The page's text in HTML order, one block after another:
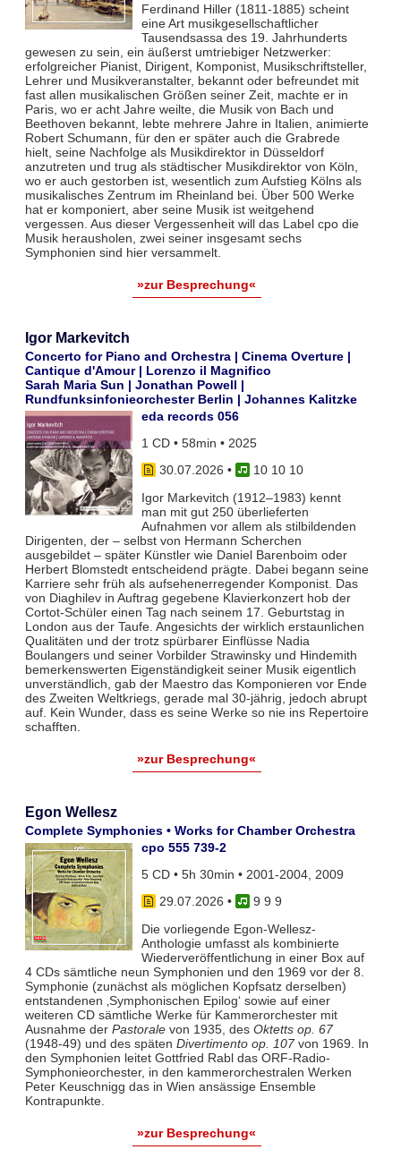
Ferdinand Hiller (1811-1885) scheint
eine Art musikgesellschaftlicher
Tausendsassa des 19. Jahrhunderts
gewesen zu sein, ein äußerst umtriebiger Netzwerker:
erfolgreicher Pianist, Dirigent, Komponist, Musikschriftsteller,
Lehrer und Musikveranstalter, bekannt oder befreundet mit
fast allen musikalischen Größen seiner Zeit, machte er in
Paris, wo er acht Jahre weilte, die Musik von Bach und
Beethoven bekannt, lebte mehrere Jahre in Italien, animierte
Robert Schumann, für den er später auch die Grabrede
hielt, seine Nachfolge als Musikdirektor in Düsseldorf
anzutreten und trug als städtischer Musikdirektor von Köln,
wo er auch gestorben ist, wesentlich zum Aufstieg Kölns als
musikalisches Zentrum im Rheinland bei. Über 500 Werke
hat er komponiert, aber seine Musik ist weitgehend
vergessen. Aus dieser Vergessenheit will das Label cpo die
Musik herausholen, zwei seiner insgesamt sechs
Symphonien sind hier versammelt.
»zur Besprechung«
Igor Markevitch
Concerto for Piano and Orchestra | Cinema Overture |
Cantique d'Amour | Lorenzo il Magnifico
Sarah Maria Sun | Jonathan Powell |
Rundfunksinfonieorchester Berlin | Johannes Kalitzke
eda records 056
1 CD • 58min • 2025
30.07.2026 •
10 10 10
Igor Markevitch (1912–1983) kennt
man mit gut 250 überlieferten
Aufnahmen vor allem als stilbildenden
Dirigenten, der – selbst von Hermann Scherchen
ausgebildet – später Künstler wie Daniel Barenboim oder
Herbert Blomstedt entscheidend prägte. Dabei begann seine
Karriere sehr früh als aufsehenerregender Komponist. Das
von Diaghilev in Auftrag gegebene Klavierkonzert hob der
Cortot-Schüler einen Tag nach seinem 17. Geburtstag in
London aus der Taufe. Angesichts der wirklich erstaunlichen
Qualitäten und der trotz spürbarer Einflüsse Nadia
Boulangers und seiner Vorbilder Strawinsky und Hindemith
bemerkenswerten Eigenständigkeit seiner Musik eigentlich
unverständlich, gab der Maestro das Komponieren vor Ende
des Zweiten Weltkriegs, gerade mal 30-jährig, jedoch abrupt
auf. Kein Wunder, dass es seine Werke so nie ins Repertoire
schafften.
»zur Besprechung«
Egon Wellesz
Complete Symphonies • Works for Chamber Orchestra
cpo 555 739-2
5 CD • 5h 30min • 2001-2004, 2009
29.07.2026 •
9 9 9
Die vorliegende Egon-Wellesz-
Anthologie umfasst als kombinierte
Wiederveröffentlichung in einer Box auf
4 CDs sämtliche neun Symphonien und den 1969 vor der 8.
Symphonie (zunächst als möglichen Kopfsatz derselben)
entstandenen ‚Symphonischen Epilog‘ sowie auf einer
weiteren CD sämtliche Werke für Kammerorchester mit
Ausnahme der Pastoralevon 1935, des Oktetts op. 67
(1948-49) und des späten Divertimento op. 107von 1969. In
den Symphonien leitet Gottfried Rabl das ORF-Radio-
Symphonieorchester, in den kammerorchestralen Werken
Peter Keuschnigg das in Wien ansässige Ensemble
Kontrapunkte.
»zur Besprechung«